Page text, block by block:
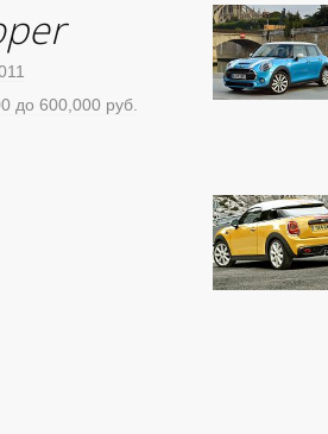
до 600,000 руб.